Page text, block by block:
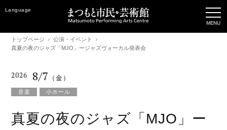
Language
トップページ
公演・イベント
真夏の夜のジャズ「MJO」ージャズヴォーカル発表会
2026 8/7 （金）
音楽 小ホール
真夏の夜のジャズ「MJO」ー